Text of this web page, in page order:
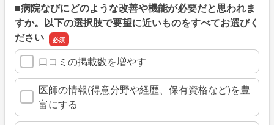
■病院なびにどのような改善や機能が必要だと思われま
すか。以下の選択肢で要望に近いものをすべてお選びく
ださい
口コミの掲載数を増やす
医師の情報(得意分野や経歴、保有資格など)を豊
富にする